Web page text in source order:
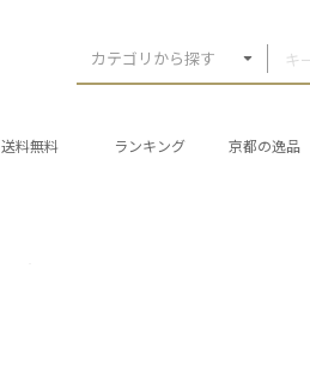
カテゴリから探す
送料無料 ランキング 京都の逸品